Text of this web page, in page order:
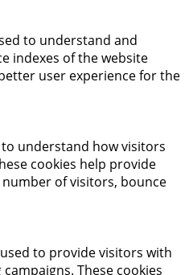
to understand and
indexes of the website
user experience for the
understand how visitors
cookies help provide
of visitors, bounce
to provide visitors with
These cookies